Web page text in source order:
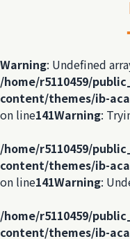
Warning: Undefined
/home/r5110459/
content/themes/ib-
on line141Warning:
/home/r5110459/
content/themes/ib-
on line141Warning:
/home/r5110459/
content/themes/ib-